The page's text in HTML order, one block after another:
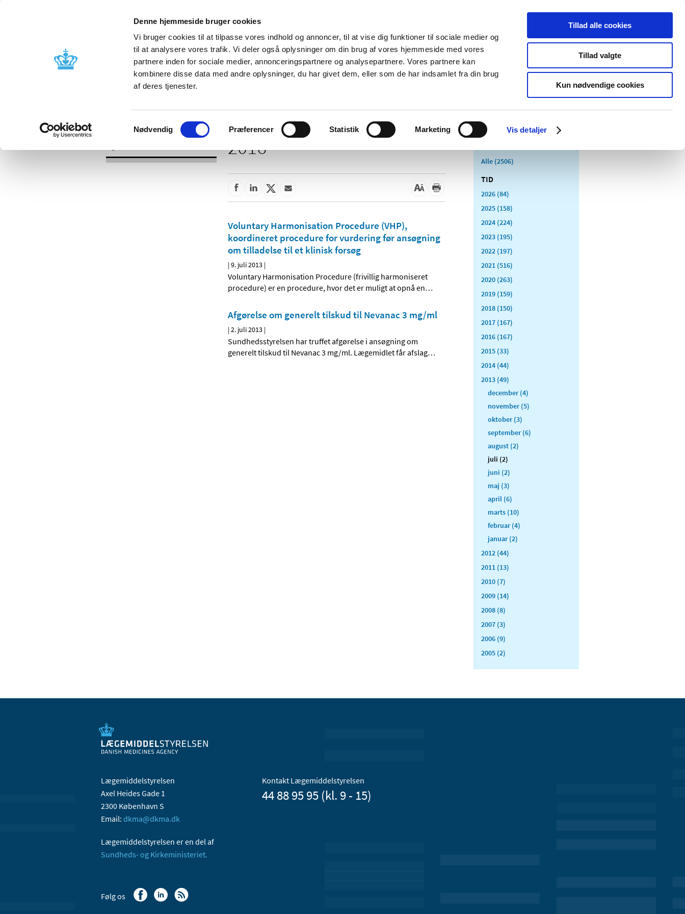
Denne hjemmeside bruger cookies
Vi bruger cookies til at tilpasse vores indhold og annoncer, til at vise dig funktioner til sociale medier og
til at analysere vores trafik. Vi deler også oplysninger om din brug af vores hjemmeside med vores
partnere inden for sociale medier, annonceringspartnere og analysepartnere. Vores partnere kan
kombinere disse data med andre oplysninger, du har givet dem, eller som de har indsamlet fra din brug
af deres tjenester.
Samtykkevalg
Nødvendig Præferencer Statistik Marketing Vis detaljer
Tillad alle cookies
Tillad valgte
Kun nødvendige cookies
Nyheder Om os Kontakt Udgivelser
Godkendelse og
Bivirkninger og
produktinformation
Tilskud og
Apoteker og salg af
Medicinsk
Særlige
produktområder
2016
Voluntary Harmonisation Procedure (VHP),
koordineret procedure for vurdering før ansøgning
om tilladelse til et klinisk forsøg
|9. juli 2013 |
Voluntary Harmonisation Procedure (frivillig harmoniseret
procedure) er en procedure, hvor det er muligt at opnå en…
Afgørelse om generelt tilskud til Nevanac 3 mg/ml
|2. juli 2013 |
Sundhedsstyrelsen har truffet afgørelse i ansøgning om
generelt tilskud til Nevanac 3 mg/ml. Lægemidlet får afslag…
Alle (2506)
TID
2026 (84)
2025 (158)
2024 (224)
2023 (195)
2022 (197)
2021 (516)
2020 (263)
2019 (159)
2018 (150)
2017 (167)
2016 (167)
2015 (33)
2014 (44)
2013 (49)
december (4)
november (5)
oktober (3)
september (6)
august (2)
juli (2)
juni (2)
maj (3)
april (6)
marts (10)
februar (4)
januar (2)
2012 (44)
2011 (13)
2010 (7)
2009 (14)
2008 (8)
2007 (3)
2006 (9)
2005 (2)
Lægemiddelstyrelsen
Axel Heides Gade 1
2300 København S
Email: dkma@dkma.dk
Lægemiddelstyrelsen er en del af
Sundheds- og Kirkeministeriet.
Kontakt Lægemiddelstyrelsen
44 88 95 95 (kl. 9 - 15)
Følg os